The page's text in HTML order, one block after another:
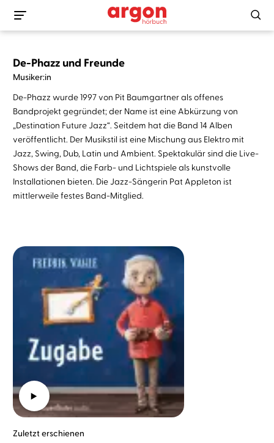
De-Phazz und Freunde
Musiker:in
De-Phazz wurde 1997 von Pit Baumgartner als offenes
Bandprojekt gegründet; der Name ist eine Abkürzung von
„Destination Future Jazz“. Seitdem hat die Band 14 Alben
veröffentlicht. Der Musikstil ist eine Mischung aus Elektro mit
Jazz, Swing, Dub, Latin und Ambient. Spektakulär sind die Live-
Shows der Band, die Farb- und Lichtspiele als kunstvolle
Installationen bieten. Die Jazz-Sängerin Pat Appleton ist
mittlerweile festes Band-Mitglied.
Zuletzt erschienen